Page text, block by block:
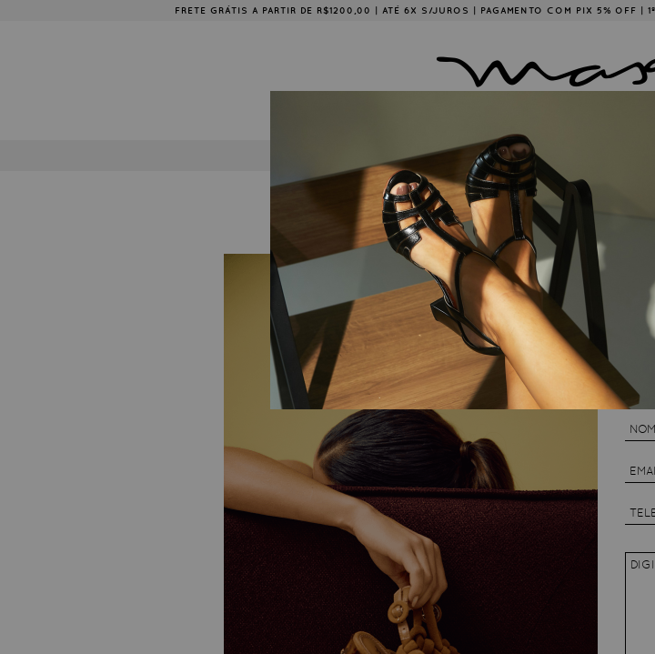
FRETE GRÁTIS A PARTIR DE R$1200,00 | ATÉ 6X S/JUROS | PAGAMENTO COM PIX 5% OFF |
COLEÇÕES COLLABS
CONTATO
Rua